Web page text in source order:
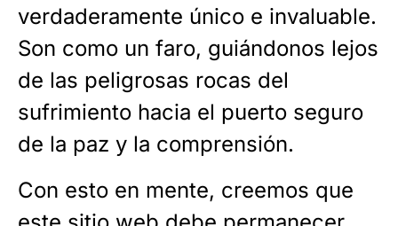
verdaderamente único e invaluable.
Son como un faro, guiándonos lejos
de las peligrosas rocas del
sufrimiento hacia el puerto seguro
de la paz y la comprensión.
Con esto en mente, creemos que